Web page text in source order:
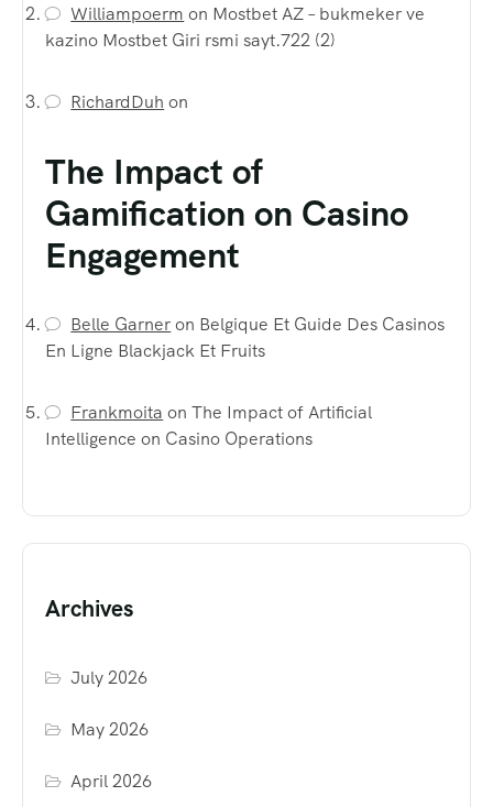
Williampoerm on Mostbet AZ – bukmeker ve
kazino Mostbet Giri rsmi sayt.722 (2)
RichardDuh on
The Impact of
Gamification on Casino
Engagement
Belle Garneron Belgique Et Guide Des Casinos
En Ligne Blackjack Et Fruits
Frankmoita onThe Impact of Artificial
Intelligence on Casino Operations
Archives
July 2026
May 2026
April 2026